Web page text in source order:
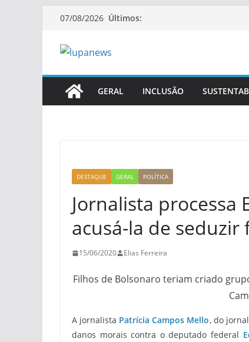
Pular07/08/2026 Últimos:
GERAL INCLUSÃO
DESTAQUE GERAL POLÍTICA
Jornalista
acusá-la de seduzir
15/06/2020 Elias Ferreira
Filhos de Bolsonaro teriam criado
A jornalista Patrícia Campos Mello, do
danos morais contra o deputado federal